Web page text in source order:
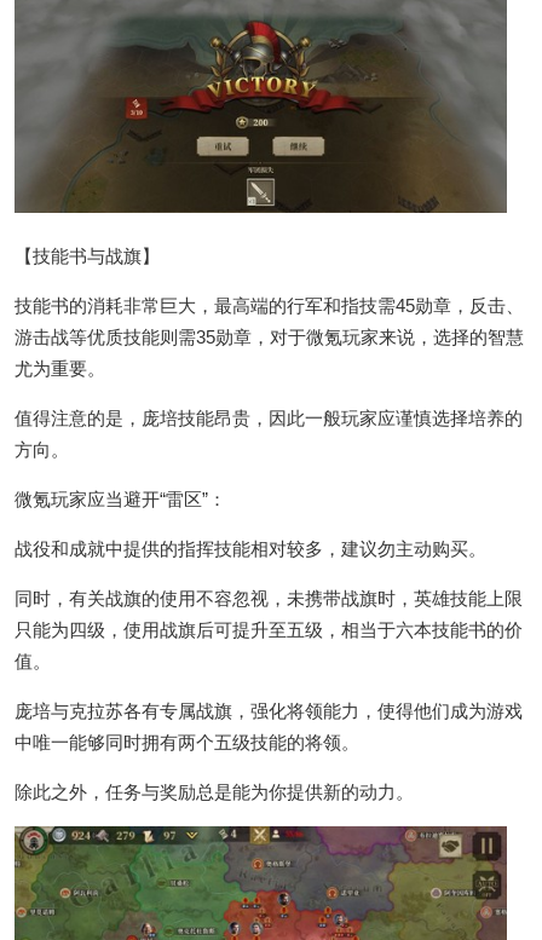
【技能书与战旗】
技能书的消耗非常巨大，最高端的行军和指技需45勋章，反击、
游击战等优质技能则需35勋章，对于微氪玩家来说，选择的智慧
尤为重要。
值得注意的是，庞培技能昂贵，因此一般玩家应谨慎选择培养的
方向。
微氪玩家应当避开“雷区”：
战役和成就中提供的指挥技能相对较多，建议勿主动购买。
同时，有关战旗的使用不容忽视，未携带战旗时，英雄技能上限
只能为四级，使用战旗后可提升至五级，相当于六本技能书的价
值。
庞培与克拉苏各有专属战旗，强化将领能力，使得他们成为游戏
中唯一能够同时拥有两个五级技能的将领。
除此之外，任务与奖励总是能为你提供新的动力。